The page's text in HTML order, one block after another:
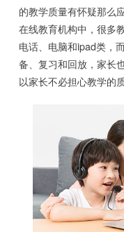
的教学质量有怀疑那么
在线教育机构中，很多
电话、电脑和ipad类，
备、复习和回放，家长
以家长不必担心教学的质